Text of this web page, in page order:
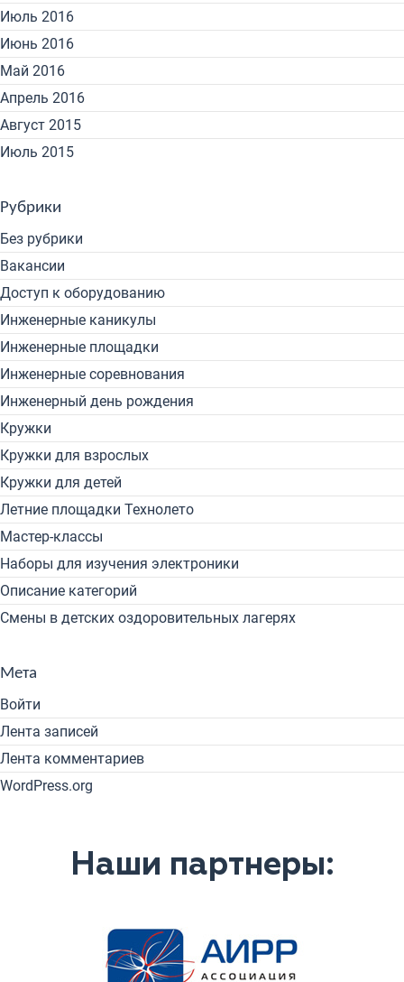
Июль 2016
Июнь 2016
Май 2016
Апрель 2016
Август 2015
Июль 2015
Рубрики
Без рубрики
Вакансии
Доступ к оборудованию
Инженерные каникулы
Инженерные площадки
Инженерные соревнования
Инженерный день рождения
Кружки
Кружки для взрослых
Кружки для детей
Летние площадки Технолето
Мастер-классы
Наборы для изучения электроники
Описание категорий
Смены в детских оздоровительных лагерях
Мета
Войти
Лента записей
Лента комментариев
WordPress.org
Наши партнеры: